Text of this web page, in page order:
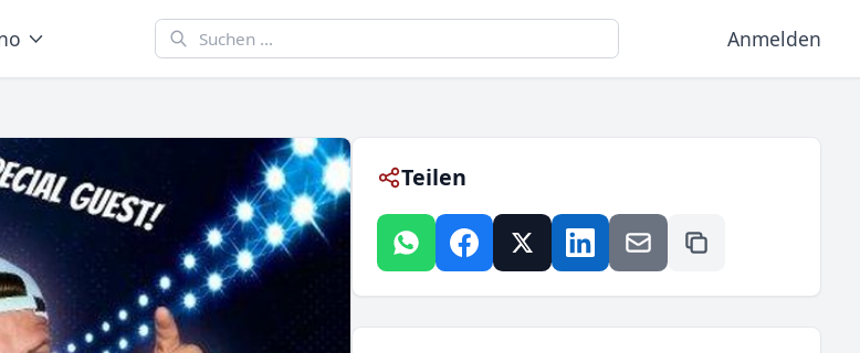
Anmelden
Teilen